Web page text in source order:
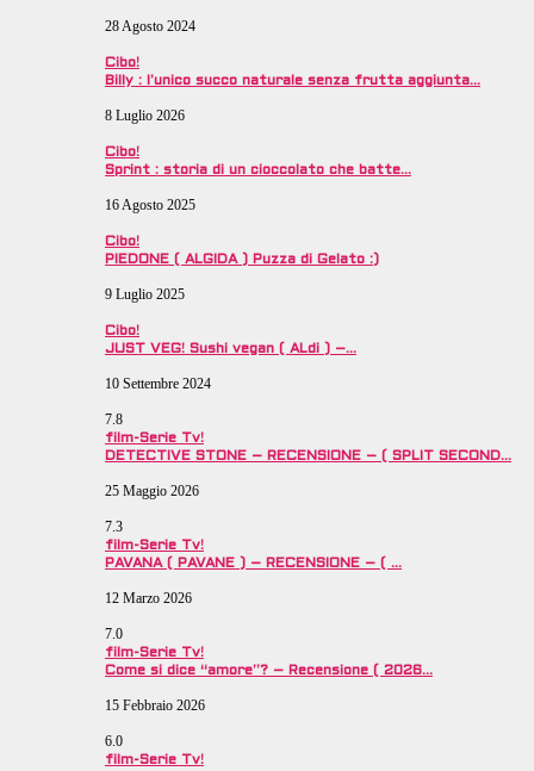
28 Agosto 2024
Cibo!
Billy : l’unico succo naturale senza frutta aggiunta…
8 Luglio 2026
Cibo!
Sprint : storia di un cioccolato che batte…
16 Agosto 2025
Cibo!
PIEDONE ( ALGIDA ) Puzza di Gelato :)
9 Luglio 2025
Cibo!
JUST VEG! Sushi vegan ( ALdi ) –…
10 Settembre 2024
7.8
film-Serie Tv!
DETECTIVE STONE – RECENSIONE – ( SPLIT SECOND…
25 Maggio 2026
7.3
film-Serie Tv!
PAVANA ( PAVANE ) – RECENSIONE – ( …
12 Marzo 2026
7.0
film-Serie Tv!
Come si dice “amore”? – Recensione ( 2026…
15 Febbraio 2026
6.0
film-Serie Tv!